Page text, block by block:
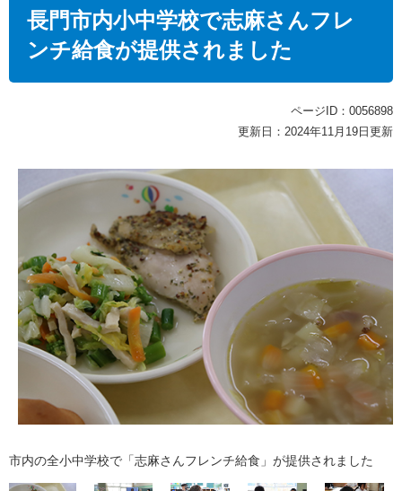
長門市内小中学校で志麻さんフレ
ンチ給食が提供されました
ページID：0056898
更新日：2024年11月19日更新
市内の全小中学校で「志麻さんフレンチ給食」が提供されました